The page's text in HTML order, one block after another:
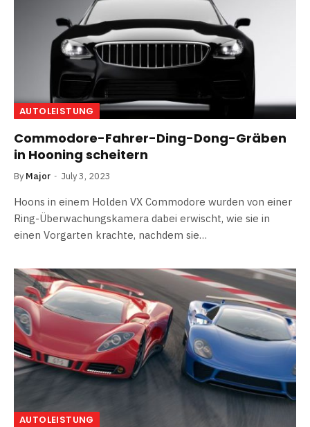
AUTOLEISTUNG
Commodore-Fahrer-Ding-Dong-Gräben
in Hooning scheitern
By Major July 3, 2023
Hoons in einem Holden VX Commodore wurden von einer
Ring-Überwachungskamera dabei erwischt, wie sie in
einen Vorgarten krachte, nachdem sie…
AUTOLEISTUNG